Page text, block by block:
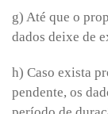
g) Até que o
dados deixe de
h) Caso exista
pendente, os